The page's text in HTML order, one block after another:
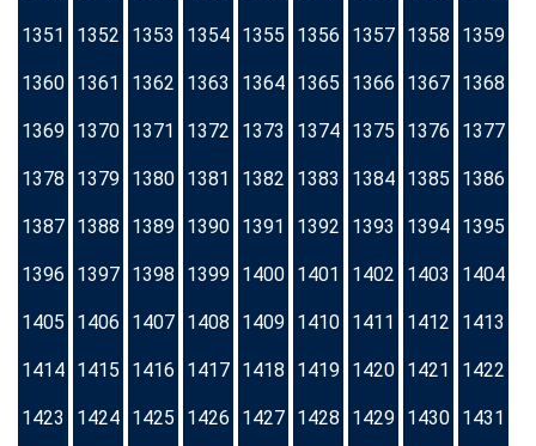
1351 1352 1353 1354 1355 1356 1357 1358 1359
1360 1361 1362 1363 1364 1365 1366 1367 1368
1369 1370 1371 1372 1373 1374 1375 1376 1377
1378 1379 1380 1381 1382 1383 1384 1385 1386
1387 1388 1389 1390 1391 1392 1393 1394 1395
1396 1397 1398 1399 1400 1401 1402 1403 1404
1405 1406 1407 1408 1409 1410 1411 1412 1413
1414 1415 1416 1417 1418 1419 1420 1421 1422
1423 1424 1425 1426 1427 1428 1429 1430 1431